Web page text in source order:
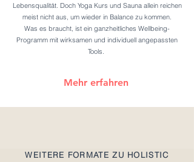
Lebensqualität. Doch Yoga Kurs und Sauna allein reichen
meist nicht aus, um wieder in Balance zu kommen.
Was es braucht, ist ein ganzheitliches Wellbeing-
Programm mit wirksamen und individuell angepassten
Tools.
Mehr erfahren
WEITERE FORMATE ZU HOLISTIC